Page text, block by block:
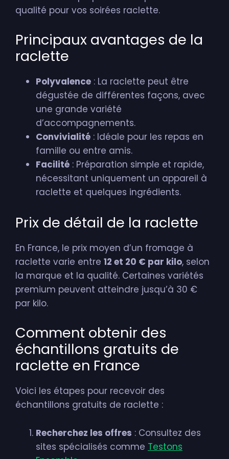
qualité pour vos soirées raclette.
Principaux avantages de la
raclette
Polyvalence : La raclette peut être
dégustée de différentes façons, avec
une grande variété
d’accompagnements.
Convivialité : Idéale pour les repas en
famille ou entre amis.
Facilité : Préparation simple et rapide,
nécessitant uniquement un appareil à
raclette et quelques ingrédients.
Prix de détail de la raclette
En France, le prix moyen d’un fromage à
raclette varie entre 12 et 20 € par kilo, selon
la marque et la qualité. Certaines variétés
premium peuvent atteindre jusqu’à 30 €
par kilo.
Comment obtenir des
échantillons gratuits de
raclette en France
Voici les étapes pour recevoir des
échantillons gratuits de raclette :
Recherchez les offres : Consultez des
sites spécialisés comme Testons